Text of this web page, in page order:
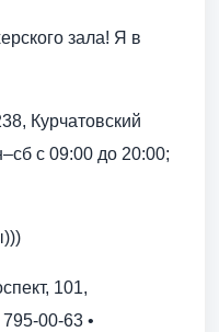
зала! Я в
Курчатовский
с 09:00 до 20:00;
101,
00-63 •